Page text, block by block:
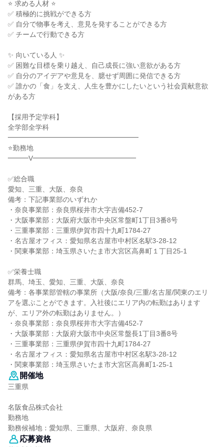
⭐ 求める人材 ⭐
✅ 積極的に挑戦ができる方
✅ 自分で物事を考え、意見を発することができる方
✅ チームで行動できる方
✨ 向いている人 ✨
✅ 困難な目標を乗り越え、自己成長に強い意欲がある方
✅ 自分のアイデアや意見を、臆せず周囲に発信できる方
✅ 誰かの「食」を支え、人生を豊かにしたいという社会貢献意欲
がある方
【採用予定学科】
全学部全学科
━━━━━━━━━━━━━━━━━━━
⭐勤務地
━━━V━━━━━━━━━━━━━━━
✅総合職
愛知、三重、大阪、奈良
備考：下記事業部のいずれか
・奈良事業部：奈良県桜井市大字吉備452-7
・大阪事業部：大阪府大阪市中央区常盤町1丁目3番8号
・三重事業部：三重県伊賀市四十九町1784-27
・名古屋オフィス：愛知県名古屋市中村区名駅3-28-12
・関東事業部：埼玉県さいたま市大宮区高鼻町１丁目25‐1
✅栄養士職
群馬、埼玉、愛知、三重、大阪、奈良
備考：各事業部管轄の事業所（大阪/奈良/三重/名古屋/関東のエリ
アを選ぶことができます。入社後にエリア内の転勤はあります
が、エリア外の転勤はありません。）
・奈良事業部：奈良県桜井市大字吉備452-7
・大阪事業部：大阪府大阪市中央区常盤長1丁目3番8号
・三重事業部：三重県伊賀市四十九町1784-27
・名古屋オフィス：愛知県名古屋市中村区名駅3-28-12
・関東事業部：埼玉県さいたま市大宮区高鼻町1-25-1
開催地
三重県
名阪食品株式会社
勤務地
勤務候補地：愛知県、三重県、大阪府、奈良県
応募資格